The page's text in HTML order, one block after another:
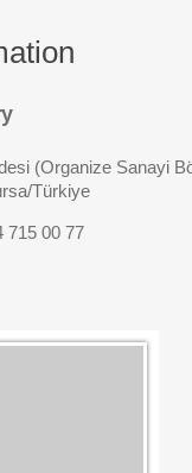
(Organize Sanayi
Türkiye
715 00 77